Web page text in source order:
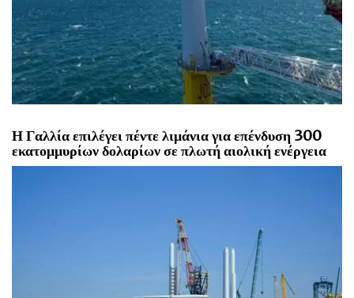
Η Γαλλία επιλέγει πέντε λιμάνια για επένδυση 300
εκατομμυρίων δολαρίων σε πλωτή αιολική ενέργεια